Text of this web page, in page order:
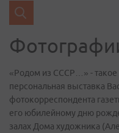
«Родом из СССР…» - такое
персональная выставка
фотокорреспондента
его юбилейному дню
залах Дома художника